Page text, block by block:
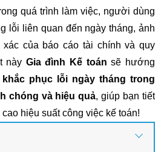
quá trình làm việc, người dùng
lỗi liên quan đến ngày tháng, ảnh
của báo cáo tài chính và quy
này Gia đình Kế toán sẽ hướng
khắc phục lỗi ngày tháng trong
chóng và hiệu quả, giúp bạn tiết
hiệu suất công việc kế toán!